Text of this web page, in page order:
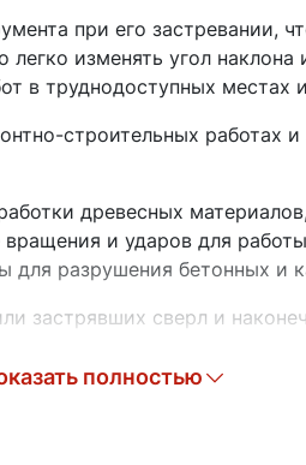
при его застревании,
изменять угол наклона
в труднодоступных местах
строительных работах
древесных
и ударов для
разрушения бетонных и
застрявших сверл и
повреждений и
полностью